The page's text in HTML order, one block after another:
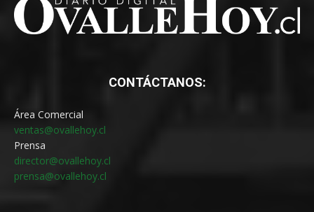
CONTÁCTANOS:
Área Comercial
ventas@ovallehoy.cl
Prensa
director@ovallehoy.cl
prensa@ovallehoy.cl